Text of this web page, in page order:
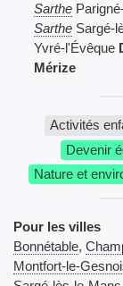
Sarthe
Sarthe Sargé-
Yvré-l'Évêque
Mérize
Activités
Devenir
Nature et
Pour les villes
Bonnétable,
Montfort-le-